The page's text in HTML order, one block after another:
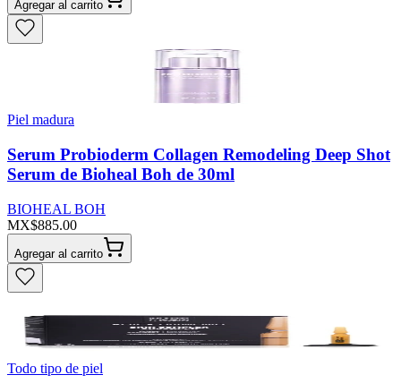
Agregar al carrito
Piel madura
Serum Probioderm Collagen Remodeling Deep Shot
Serum de Bioheal Boh de 30ml
BIOHEAL BOH
MX$885.00
Agregar al carrito
Todo tipo de piel